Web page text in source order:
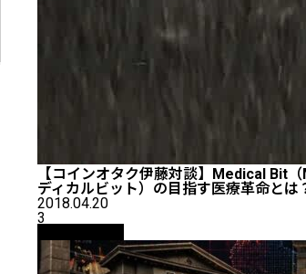
【コインオタク伊藤対談】Medical Bit
ディカルビット）の目指す医療革命とは
2018.04.20
3